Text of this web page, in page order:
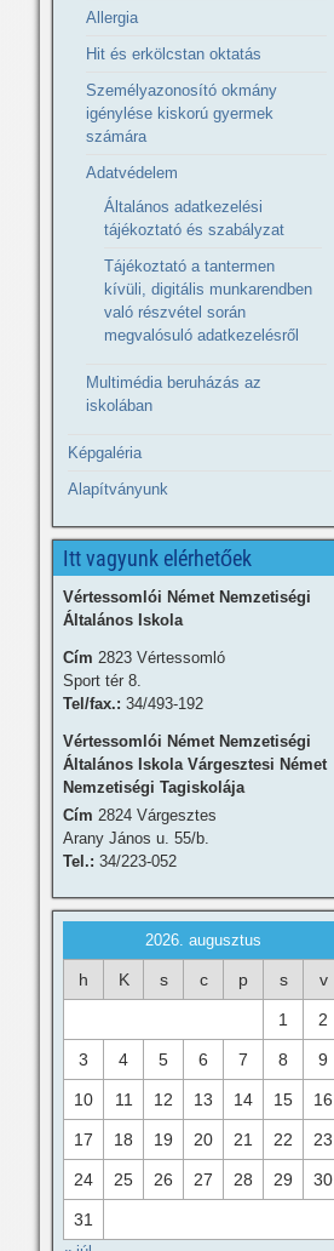
Allergia
Hit és erkölcstan oktatás
Személyazonosító okmány
igénylése kiskorú gyermek
számára
Adatvédelem
Általános adatkezelési
tájékoztató és szabályzat
Tájékoztató a tantermen
kívüli, digitális munkarendben
való részvétel során
megvalósuló adatkezelésről
Multimédia beruházás az
iskolában
Képgaléria
Alapítványunk
Itt vagyunk elérhetőek
Vértessomlói Német Nemzetiségi
Általános Iskola
Cím 2823 Vértessomló
Sport tér 8.
Tel/fax.: 34/493-192
Vértessomlói Német Nemzetiségi
Általános Iskola Várgesztesi Német
Nemzetiségi Tagiskolája
Cím 2824 Várgesztes
Arany János u. 55/b.
Tel.: 34/223-052
2026. augusztus
h K s c p s v
1 2
3 4 5 6 7 8 9
10 11 12 13 14 15 16
17 18 19 20 21 22 23
24 25 26 27 28 29 30
31